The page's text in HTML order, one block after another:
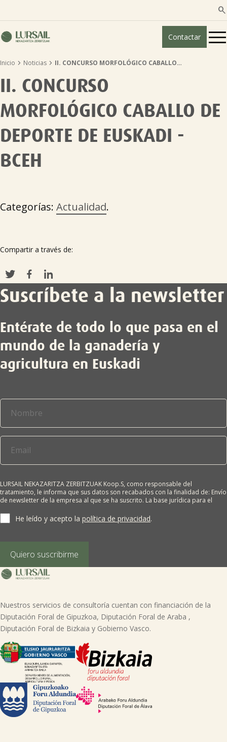

Quiénes somos
Guía transparencia
Servicios ganadería
Servicios agricultura
Lursail Market
Contactar
Inicio  Noticias  II. CONCURSO MORFOLÓGICO CABALLO…
II. CONCURSO
MORFOLÓGICO CABALLO DE
DEPORTE DE EUSKADI -
BCEH
Categorías: Actualidad.
Compartir a través de:
Suscríbete a la newsletter
Entérate de todo lo que pasa en el
mundo de la ganadería y
agricultura en Euskadi
LURSAIL NEKAZARITZA ZERBITZUAK Koop.S, como responsable del
tratamiento, le informa que sus datos son recabados con la finalidad de: Envío
de newsletter de la empresa al que se ha suscrito. La base jurídica para el
terceros salvo obligación legal. Cualquier persona tiene derecho a solicitar el
acceso, rectificación, supresión, limitación del tratamiento, oposición o
lursail@lursailkoop.eus. Puede obtener información adicional en nuestra
página web.
He leído y acepto la política de privacidad.
Quiero suscribirme
Nuestros servicios de consultoría cuentan con financiación de la
Diputación Foral de Gipuzkoa, Diputación Foral de Araba ,
Diputación Foral de Bizkaia y Gobierno Vasco.